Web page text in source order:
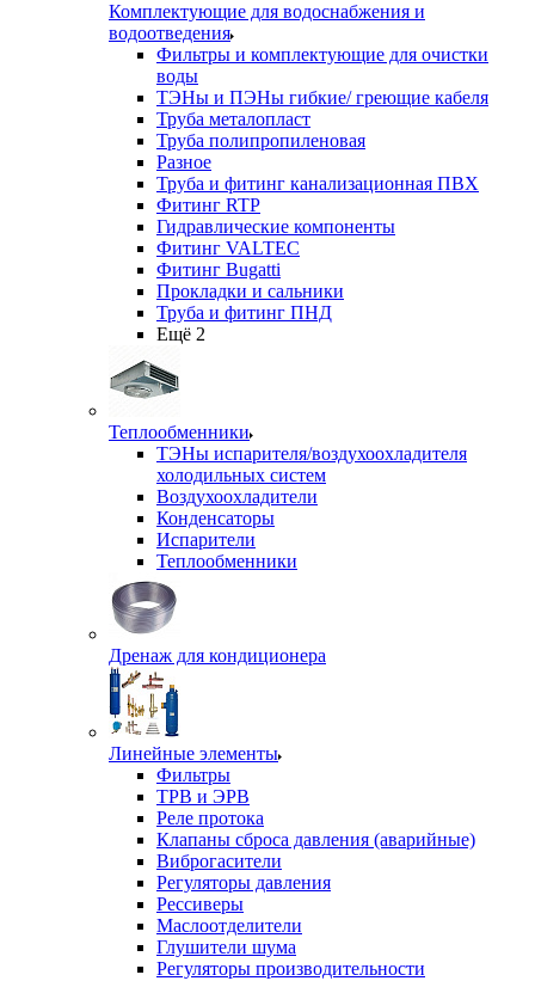
Комплектующие для водоснабжения и
водоотведения
Фильтры и комплектующие для очистки
воды
ТЭНы и ПЭНы гибкие/ греющие кабеля
Труба металопласт
Труба полипропиленовая
Разное
Труба и фитинг канализационная ПВХ
Фитинг RTP
Гидравлические компоненты
Фитинг VALTEC
Фитинг Bugatti
Прокладки и сальники
Труба и фитинг ПНД
Ещё 2
Теплообменники
ТЭНы испарителя/воздухоохладителя
холодильных систем
Воздухоохладители
Конденсаторы
Испарители
Теплообменники
Дренаж для кондиционера
Линейные элементы
Фильтры
ТРВ и ЭРВ
Реле протока
Клапаны сброса давления (аварийные)
Виброгасители
Регуляторы давления
Рессиверы
Маслоотделители
Глушители шума
Регуляторы производительности